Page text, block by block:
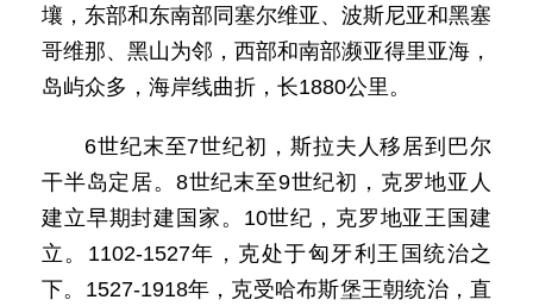
壤，东部和东南部同塞尔维亚、波斯尼亚和黑塞
哥维那、黑山为邻，西部和南部濒亚得里亚海，
岛屿众多，海岸线曲折，长1880公里。
6世纪末至7世纪初，斯拉夫人移居到巴尔
干半岛定居。8世纪末至9世纪初，克罗地亚人
建立早期封建国家。10世纪，克罗地亚王国建
立。1102-1527年，克处于匈牙利王国统治之
下。1527-1918年，克受哈布斯堡王朝统治，直